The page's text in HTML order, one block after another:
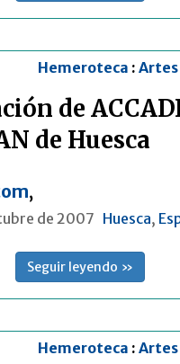
Hemeroteca : Artes
de
de Huesca
,
de 2007 Huesca,
Seguir leyendo »
Hemeroteca : Artes